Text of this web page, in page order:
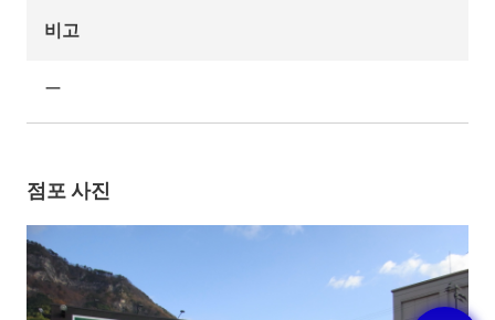
비고
ー
점포 사진